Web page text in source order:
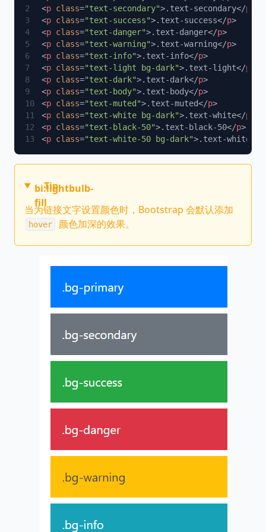
<p class="text-secondary">.text-secondary</p
<p class="text-success">.text-success</p
<p class="text-danger">.text-danger</p
<p class="text-warning">.text-warning</p
<p class="text-info">.text-info</p
<p class="text-light bg-dark">.text-light</p
<p class="text-dark">.text-dark</p
<p class="text-body">.text-body</p
<p class="text-muted">.text-muted</p
<p class="text-white bg-dark">.text-white</p
<p class="text-black-50">.text-black-50</p
<p class="text-white-50 bg-dark">.text-white-
bi:lightbulb-
fill
Tip
当为链接文字设置颜色时，Bootstrap 会默认添加
hover 颜色加深的效果。